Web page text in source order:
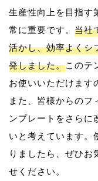
生産性向上を目指す
常に重要です。 当社
活かし、効率よくシ
発しました。このテ
お使いいただけます
また、皆様からの
ンプレートをさらに
いと考えています。
りましたら、ぜひお
せください。